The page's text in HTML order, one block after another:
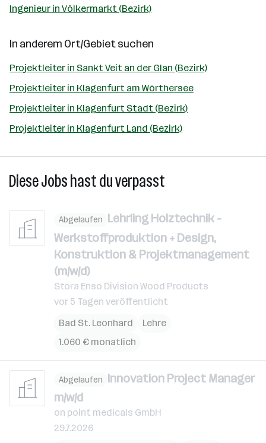
Ingenieur in Völkermarkt (Bezirk)
In anderem Ort/Gebiet suchen
Projektleiter in Sankt Veit an der Glan (Bezirk)
Projektleiter in Klagenfurt am Wörthersee
Projektleiter in Klagenfurt Stadt (Bezirk)
Projektleiter in Klagenfurt Land (Bezirk)
Diese Jobs hast du verpasst
Abgelaufen Lehrling Holztechnik -
Werkstoffproduktion + Design,
Konstruktion & Projektmanagement
(m/w/d)
Stora Enso Division Wood Products
vor 5 Tagen veröffentlicht
Bad St. Leonhard
Lehre
1.060 € monatlich
Abgelaufen Innovation Project Manager
m/w/d
on point medicals GmbH
29.7.2026